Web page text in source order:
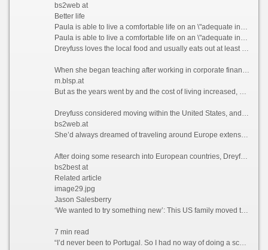
bs2web at
Better life
Paula is able to live a comfortable life on an \"adequate income\" in Portugal, which she feels wouldn\'t have been possible if she\'d stayed in California.
Paula is able to live a comfortable life on an \"adequate income\" in Portugal, which she feels wouldn\'t have been possible if she\'d stayed in California. Courtesy Paula Dreyfuss
Dreyfuss loves the local food and usually eats out at least three times a week, something she simply couldn’t have afforded to do when she was based in San Diego, California, where she lived and worked as a teacher previously.
When she began teaching after working in corporate finance for years, Dreyfuss thought she’d end up with a retirement income that would provide her with a comfortable lifestyle.
m.blsp.at
But as the years went by and the cost of living increased, she realized that this was unlikely to be the case.
Dreyfuss considered moving within the United States, and recalls driving up to Seattle and “stopping at a bunch of places,” but says she couldn’t find anywhere affordable enough to tempt her away.
bs2web.at
She’d always dreamed of traveling around Europe extensively, but Dreyfuss knew that this would likely never happen if she stayed where she was. So what better way to explore the continent than actually moving there?
After doing some research into European countries, Dreyfuss found that the only visa that she qualified for at the time was the Portugal D7 visa, which allows non-EU nationals with a stable passive income to reside in the country.
bs2best at
Related article
image29.jpg
Jason Salesberry
‘We wanted to try something new’: This US family moved to Italy sight unseen nine years ago and never looked back
7 min read
“I’d never been to Portugal. So I had no way of doing a scouting trip or anything,” she says. “I thought, ‘I’m going to go over there. And If I don’t like Portugal, then I’ll move to Spain or France.’”